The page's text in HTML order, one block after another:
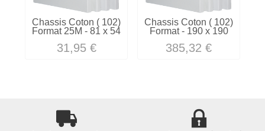
Chassis Coton ( 102)
Format 25M - 81 x 54
31,95 €
Chassis Coton ( 102)
Format - 190 x 190
385,32 €